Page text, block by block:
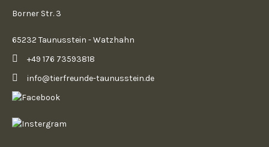
Borner Str. 3
65232 Taunusstein - Watzhahn
+49 176 73593818
info@tierfreunde-taunusstein.de